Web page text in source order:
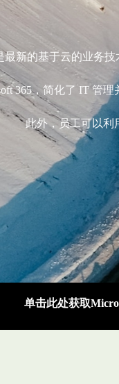
单击此处获取
最新的基于云的业务
365，简化了 IT 管
此外，员工可以利